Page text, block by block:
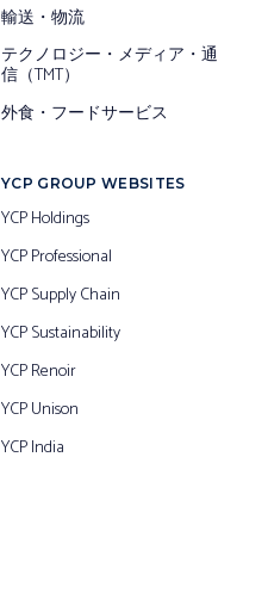
輸送・物流
テクノロジー・メディア・通
信（TMT）
外食・フードサービス
YCP GROUP WEBSITES
YCP Holdings
YCP Professional
YCP Supply Chain
YCP Sustainability
YCP Renoir
YCP Unison
YCP India